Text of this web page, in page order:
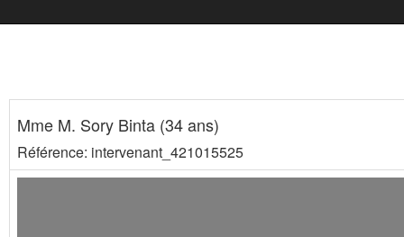
Mme M. Sory Binta (34 ans)
Référence: intervenant_421015525